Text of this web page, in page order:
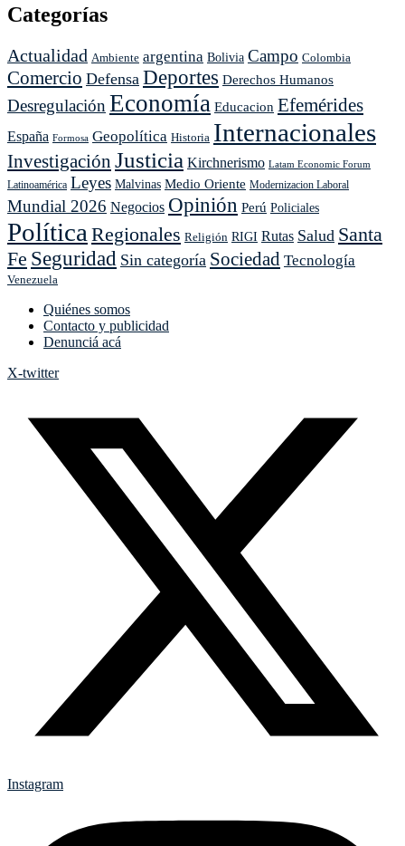
histórica
en
Garrahan
impulsa
la
lucha
el
cáncer
infantil
Categorías
Actualidad Ambiente argentina Bolivia Campo Colombia
Comercio Defensa Deportes Derechos Humanos
Desregulación Economía Educacion Efemérides
España Formosa Geopolítica Historia Internacionales
Investigación Justicia Kirchnerismo Latam Economic Forum
Latinoamérica Leyes Malvinas Medio Oriente Modernizacion Laboral
Mundial 2026 Negocios Opinión Perú Policiales
Política Regionales Religión RIGI Rutas Salud Santa
Fe Seguridad Sin categoría Sociedad Tecnología
Venezuela
Quiénes somos
Contacto y publicidad
Denunciá acá
X-twitter
Instagram